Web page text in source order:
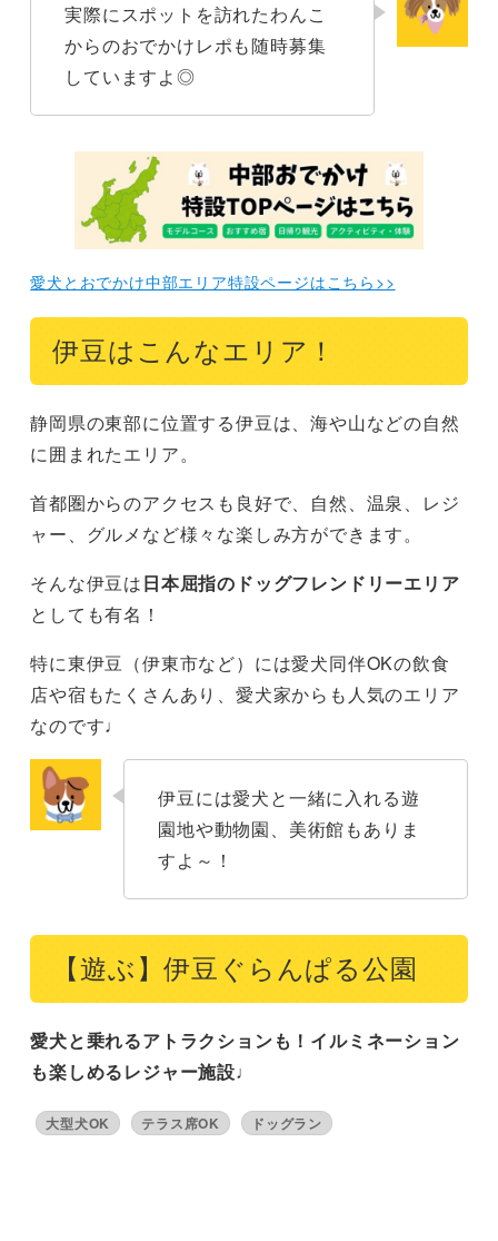
【買い物】雑貨&カフェ 伊豆高原ローズテラス
まとめ
実際にスポットを訪れたわんこ
からのおでかけレポも随時募集
していますよ◎
愛犬とおでかけ中部エリア特設ページはこちら>>
伊豆はこんなエリア！
静岡県の東部に位置する伊豆は、海や山などの自然
に囲まれたエリア。
首都圏からのアクセスも良好で、自然、温泉、レジ
ャー、グルメなど様々な楽しみ方ができます。
そんな伊豆は日本屈指のドッグフレンドリーエリア
としても有名！
特に東伊豆（伊東市など）には愛犬同伴OKの飲食
店や宿もたくさんあり、愛犬家からも人気のエリア
なのです♩
伊豆には愛犬と一緒に入れる遊
園地や動物園、美術館もありま
すよ～！
【遊ぶ】伊豆ぐらんぱる公園
愛犬と乗れるアトラクションも！イルミネーション
も楽しめるレジャー施設♩
大型犬OK テラス席OK ドッグラン